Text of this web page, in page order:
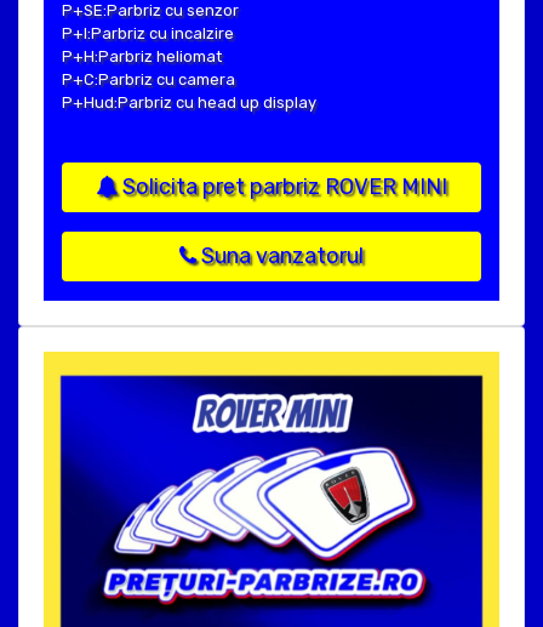
P+SE:Parbriz cu senzor
P+I:Parbriz cu incalzire
P+H:Parbriz heliomat
P+C:Parbriz cu camera
P+Hud:Parbriz cu head up display
Solicita pret parbriz ROVER MINI
Suna vanzatorul